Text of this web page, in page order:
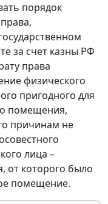
порядок
за счет казны РФ
права
физического
пригодного для
помещения,
причинам не
лица –
от которого было
помещение.